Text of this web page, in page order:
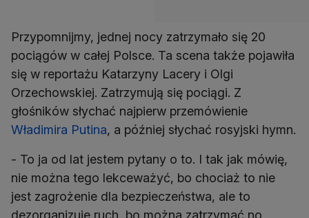
Przypomnijmy, jednej nocy zatrzymało się 20
pociągów w całej Polsce. Ta scena także pojawiła
się w reportażu Katarzyny Lacery i Olgi
Orzechowskiej. Zatrzymują się pociągi. Z
głośników słychać najpierw przemówienie
Władimira Putina, a później słychać rosyjski hymn.
- To ja od lat jestem pytany o to. I tak jak mówię,
nie można tego lekceważyć, bo chociaż to nie
jest zagrożenie dla bezpieczeństwa, ale to
dezorganizuje ruch, bo można zatrzymać no